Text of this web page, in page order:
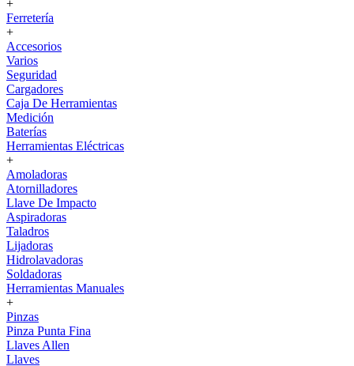
+
Ferretería
+
Accesorios
Varios
Seguridad
Cargadores
Caja De Herramientas
Medición
Baterías
Herramientas Eléctricas
+
Amoladoras
Atornilladores
Llave De Impacto
Aspiradoras
Taladros
Lijadoras
Hidrolavadoras
Soldadoras
Herramientas Manuales
+
Pinzas
Pinza Punta Fina
Llaves Allen
Llaves